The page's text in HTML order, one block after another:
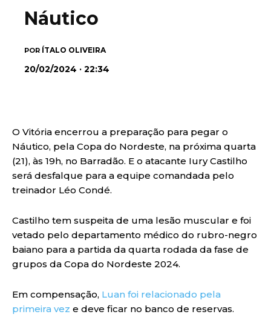
Náutico
POR ÍTALO OLIVEIRA
20/02/2024 · 22:34
O Vitória encerrou a preparação para pegar o
Náutico, pela Copa do Nordeste, na próxima quarta
(21), às 19h, no Barradão. E o atacante Iury Castilho
será desfalque para a equipe comandada pelo
treinador Léo Condé.
Castilho tem suspeita de uma lesão muscular e foi
vetado pelo departamento médico do rubro-negro
baiano para a partida da quarta rodada da fase de
grupos da Copa do Nordeste 2024.
Em compensação, Luan foi relacionado pela
primeira vez e deve ficar no banco de reservas.